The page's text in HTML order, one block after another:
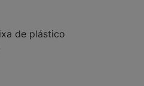
de plástico